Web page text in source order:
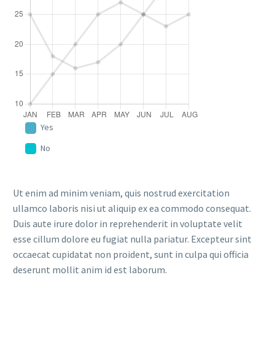
Yes
No
Ut enim ad minim veniam, quis nostrud exercitation
ullamco laboris nisi ut aliquip ex ea commodo consequat.
Duis aute irure dolor in reprehenderit in voluptate velit
esse cillum dolore eu fugiat nulla pariatur. Excepteur sint
occaecat cupidatat non proident, sunt in culpa qui officia
deserunt mollit anim id est laborum.